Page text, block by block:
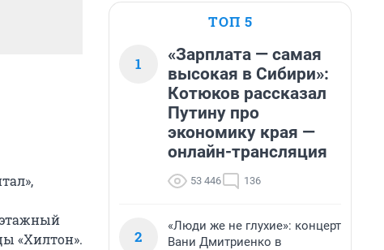
этажный
«Хилтон».
ТОП 5
1
«Зарплата — самая
высокая в Сибири»:
Котюков рассказал
Путину про
экономику края —
онлайн-трансляция
53 446 136
2
«Люди же не глухие»: концерт
Вани Дмитриенко в